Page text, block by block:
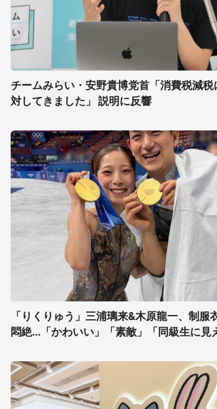
チームみらい・安野貴博党首「消費税減
対してきました」 説明に反響
「りくりゅう」三浦璃来&木原龍一、制服
悶絶...「かわいい」「素敵」「同級生に見